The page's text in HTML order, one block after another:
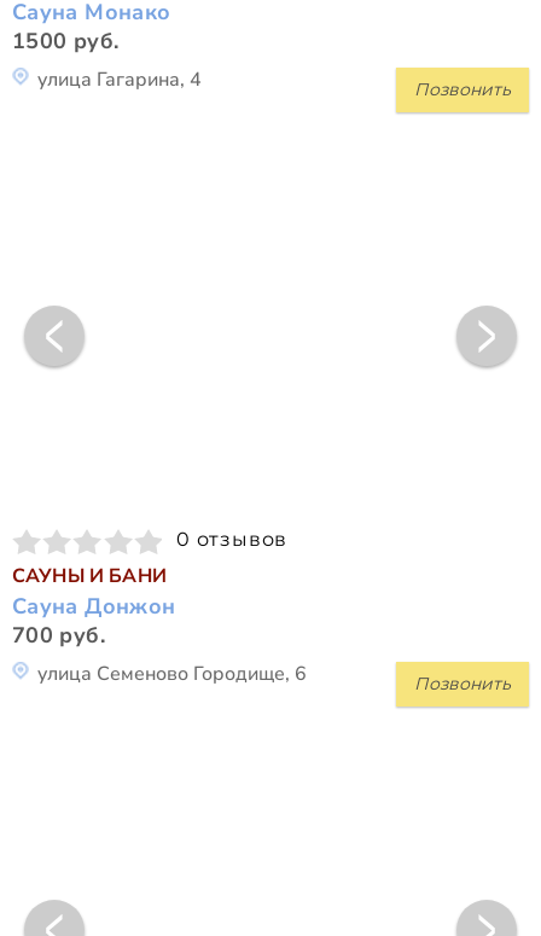
Сауна Монако
1500 руб.
Позвонить
улица Гагарина, 4
0 отзывов
САУНЫ И БАНИ
Сауна Донжон
700 руб.
Позвонить
улица Семеново Городище, 6